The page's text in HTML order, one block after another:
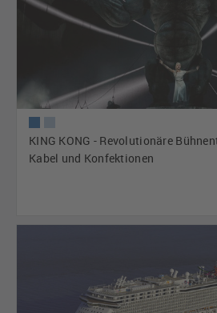
KING KONG - Revolutionäre
Kabel und Konfektionen